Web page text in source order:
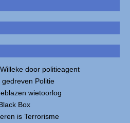
door politieagent
gedreven Politie
wietoorlog
Box
is Terrorisme